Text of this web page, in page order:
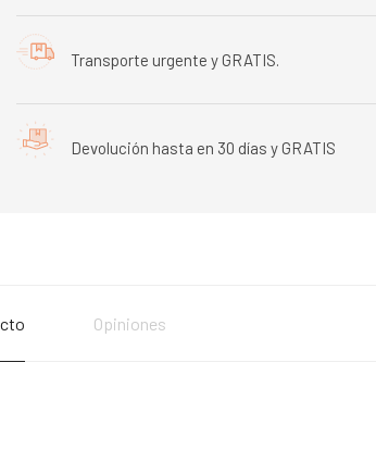
Transporte urgente y GRATIS.
Devolución hasta en 30 días y GRATIS
Opiniones